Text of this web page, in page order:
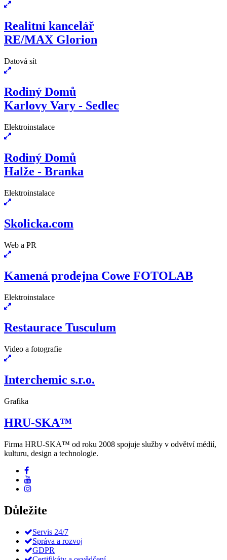
Realitní kancelář
RE/MAX Glorion
Datová sít
Rodiný Domů
Karlovy Vary - Sedlec
Elektroinstalace
Rodiný Domů
Halže - Branka
Elektroinstalace
Skolicka.com
Web a PR
Kamená prodejna Cowe FOTOLAB
Elektroinstalace
Restaurace Tusculum
Video a fotografie
Interchemic s.r.o.
Grafika
HRU-SKA™
Firma HRU-SKA™ od roku 2008 spojuje služby v odvětví médií,
kulturu, design a technologie.
Důležite
Servis 24/7
Správa a rozvoj
GDPR